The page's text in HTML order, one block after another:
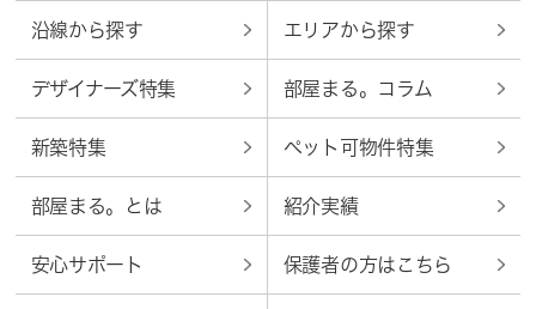
沿線から探す エリアから探す
デザイナーズ特集 部屋まる。コラム
新築特集 ペット可物件特集
部屋まる。とは 紹介実績
安心サポート 保護者の方はこちら